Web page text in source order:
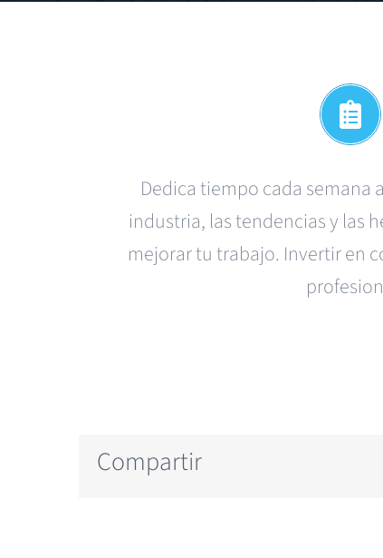
Dedica tiempocada semana a
industria, lastendenciasy las
mejorartu trabajo. Invertiren
Compartir